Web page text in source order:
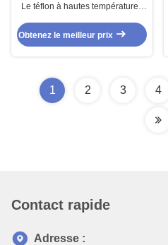
Le téflon à hautes températures
10AWG
Obtenez le meilleur prix
1 2 3 4
Contact rapide
Adresse :